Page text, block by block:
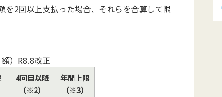
2回以上支払った場合、それらを合算して限
）R8.8改正
4回目以降
（※2）
年間上限
（※3）